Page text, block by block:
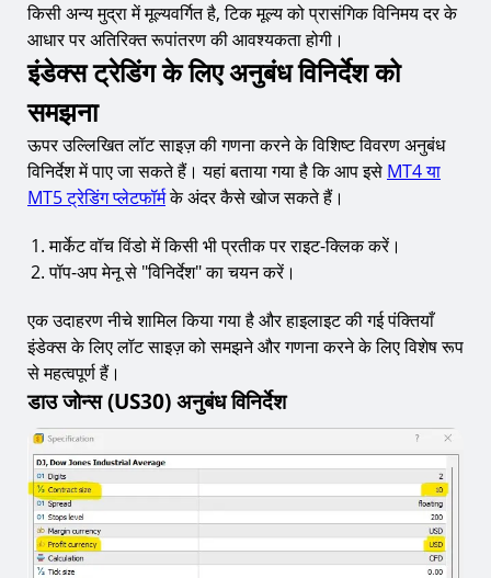
किसी अन्य मुद्रा में मूल्यवर्गित है, टिक मूल्य को प्रासंगिक विनिमय दर के
आधार पर अतिरिक्त रूपांतरण की आवश्यकता होगी।
इंडेक्स ट्रेडिंग के लिए अनुबंध विनिर्देश को
समझना
ऊपर उल्लिखित लॉट साइज़ की गणना करने के विशिष्ट विवरण अनुबंध
विनिर्देश में पाए जा सकते हैं। यहां बताया गया है कि आप इसे MT4 या
MT5 ट्रेडिंग प्लेटफॉर्मके अंदर कैसे खोज सकते हैं।
मार्केट वॉच विंडो में किसी भी प्रतीक पर राइट-क्लिक करें।
पॉप-अप मेनू से "विनिर्देश" का चयन करें।
एक उदाहरण नीचे शामिल किया गया है और हाइलाइट की गई पंक्तियाँ
इंडेक्स के लिए लॉट साइज़ को समझने और गणना करने के लिए विशेष रूप
से महत्वपूर्ण हैं।
डाउ जोन्स (US30) अनुबंध विनिर्देश